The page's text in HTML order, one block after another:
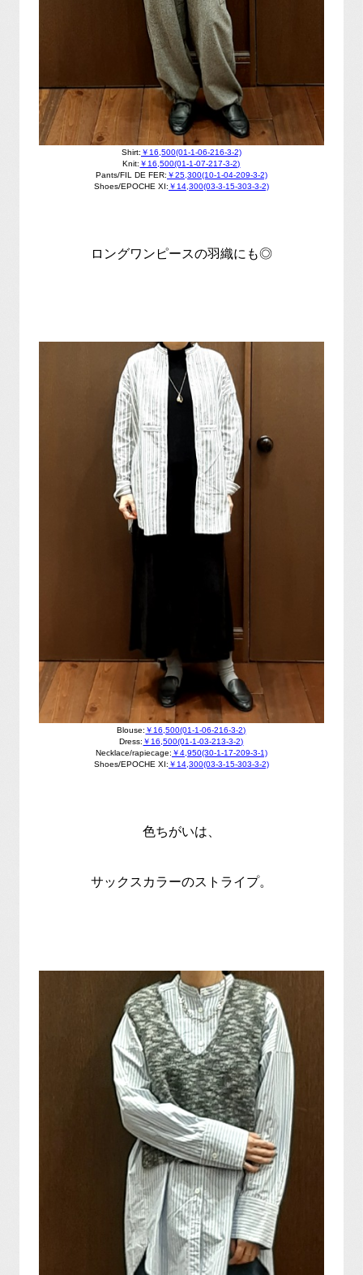
Shirt: ￥16,500(01-1-06-216-3-2)
Knit: ￥16,500(01-1-07-217-3-2)
Pants/FIL DE FER: ￥25,300(10-1-04-209-3-2)
Shoes/EPOCHE XI: ￥14,300(03-3-15-303-3-2)
ロングワンピースの羽織にも◎
Blouse: ￥16,500(01-1-06-216-3-2)
Dress: ￥16,500(01-1-03-213-3-2)
Necklace/rapiecage: ￥4,950(30-1-17-209-3-1)
Shoes/EPOCHE XI: ￥14,300(03-3-15-303-3-2)
色ちがいは、
サックスカラーのストライプ。